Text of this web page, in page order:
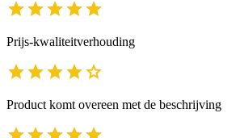
Prijs-kwaliteitverhouding
Product komt overeen met de beschrijving